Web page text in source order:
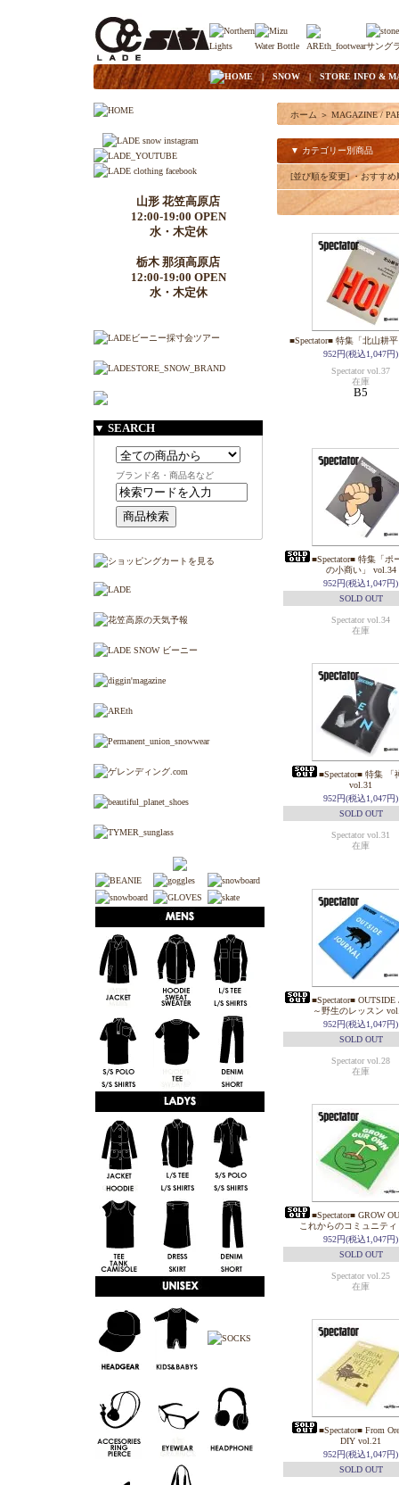
| HOME|SNOW| STORE INFO &
山形 花笠高原店
12:00-19:00 OPEN
水・木定休
栃木 那須高原店
12:00-19:00 OPEN
水・木定休
▼ SEARCH
ブランド名・商品名など
ホーム ＞ MAGAZINE /
▼ カテゴリー別商品
[並び順を変更]・おすすめ
■Spectator■ 特集「北山耕
952円(税込1,047円)
Spectator vol.37
在庫
B5
■Spectator■ 特集「ポ
の小商い」 vol.34
952円(税込1,047円)
SOLD OUT
Spectator vol.34
在庫
■Spectator■ 特集 「
vol.31
952円(税込1,047円)
SOLD OUT
Spectator vol.31
在庫
■Spectator■ OUTSIDE
～野生のレッスン
952円(税込1,047円)
SOLD OUT
Spectator vol.28
在庫
■Spectator■ GROW
これからのコミュニティ
952円(税込1,047円)
SOLD OUT
Spectator vol.25
在庫
■Spectator■ From
DIY vol.21
952円(税込1,047円)
SOLD OUT